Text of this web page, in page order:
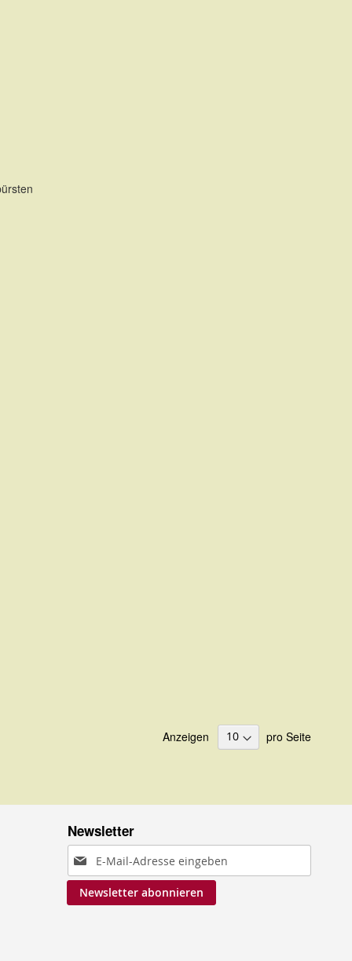
Anzeigen pro Seite
Newsletter
Anmeldung
zum
Newsletter:
Newsletter abonnieren